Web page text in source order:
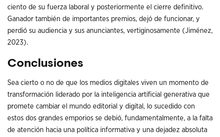
ciento de su fuerza laboral y posteriormente el cierre definitivo.
Ganador también de importantes premios, dejó de funcionar, y
perdió su audiencia y sus anunciantes, vertiginosamente (Jiménez,
2023).
Conclusiones
Sea cierto o no de que los medios digitales viven un momento de
transformación liderado por la inteligencia artificial generativa que
promete cambiar el mundo editorial y digital, lo sucedido con
estos dos grandes emporios se debió, fundamentalmente, a la falta
de atención hacia una política informativa y una dejadez absoluta